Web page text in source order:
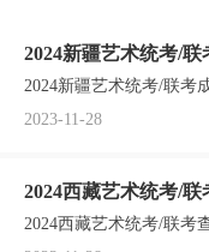
2024新疆艺术统考/
2024新疆艺术统考/联考
2023-11-28
2024西藏艺术统考/
2024西藏艺术统考/联考